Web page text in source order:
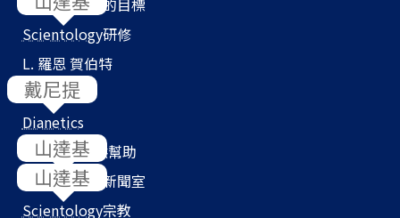
Scientology
的目標
Scientology研修
L. 羅恩 賀伯特
教會搜尋器
Dianetics
我們如何提供幫助
Scientology
新聞室
Scientology宗教